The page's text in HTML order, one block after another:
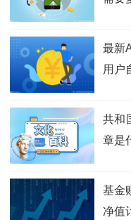
最新
用户
共和
章是
基金
净值